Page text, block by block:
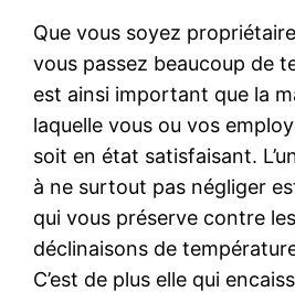
Que vous soyez
vous passez beaucoup de
est ainsi important que la
laquelle vous ou vos
soit en état satisfaisant.
à ne surtout pas négliger
qui vous préserve contre
déclinaisons de
C’est de plus elle qui